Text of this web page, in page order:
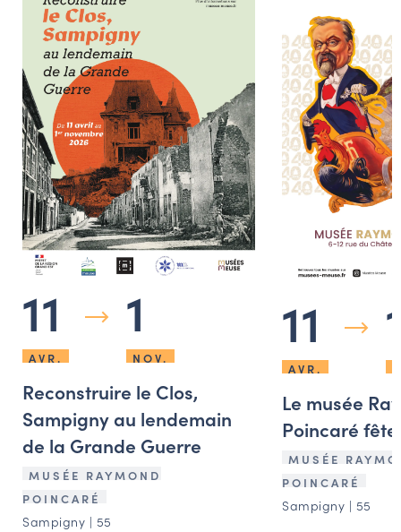
11
AVR.
1
NOV.
Reconstruire le Clos,
Sampigny au lendemain
de la Grande Guerre
MUSÉE RAYMOND
POINCARÉ
Sampigny | 55
11
AVR.
Le musée
Poincaré
MUSÉE
POINCARÉ
Sampigny | 55